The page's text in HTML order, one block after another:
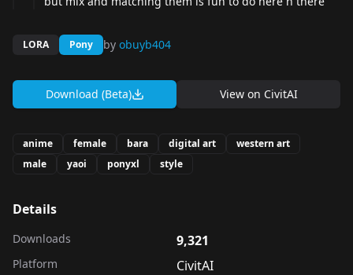
LORA Pony by obuyb404
Download (Beta) View on CivitAI
anime female bara digital art
western art
male
yaoi ponyxl style
Details
Downloads 9,321
Platform CivitAI